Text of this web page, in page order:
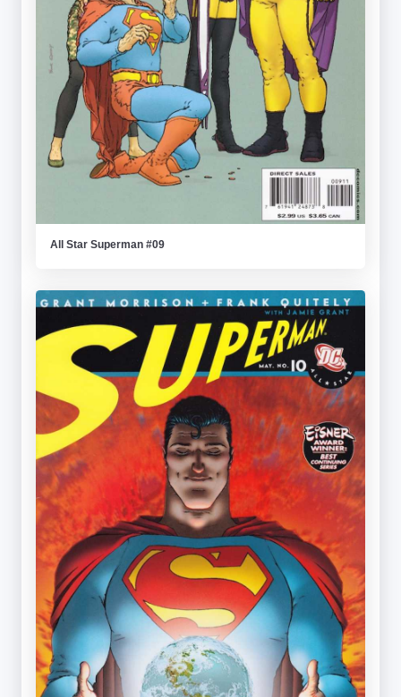
All Star Superman #09